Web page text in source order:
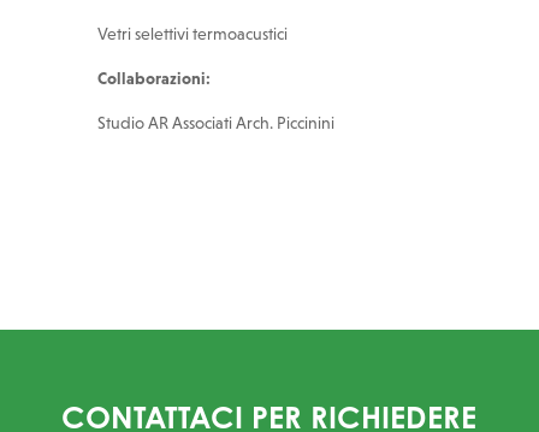
Vetri selettivi termoacustici
Collaborazioni:
Studio AR Associati Arch. Piccinini
CONTATTACI PER RICHIEDERE